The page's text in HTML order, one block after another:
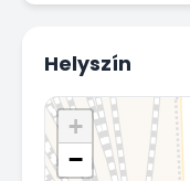
Helyszín
+
−